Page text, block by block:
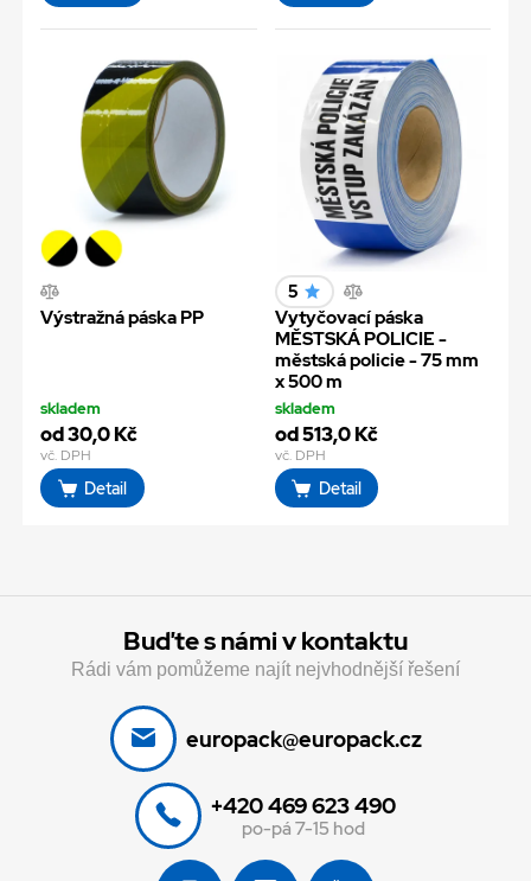
Výstražná páska PP
skladem
od 30,0 Kč
vč. DPH
Detail
5
Vytyčovací páska
MĚSTSKÁ POLICIE -
městská policie - 75 mm
x 500 m
skladem
od 513,0 Kč
vč. DPH
Detail
Buďte s námi v kontaktu
Rádi vám pomůžeme najít nejvhodnější řešení
europack@europack.cz
+420 469 623 490
po-pá 7-15 hod